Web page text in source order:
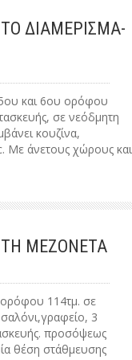
ΔΙΑΜΕΡΙΣΜΑ-
και 6ου ορόφου
σε νεόδμητη
κουζίνα,
Με άνετους χώρους και
πυλωτή και
κουφώματα,
fan coil s για
ισόγειο
χώρους και τα
αλλαγές στα σχέδια.
ΜΕΖΟΝΕΤΑ
114τμ. σε
3
προσόψεως
θέση στάθμευσης